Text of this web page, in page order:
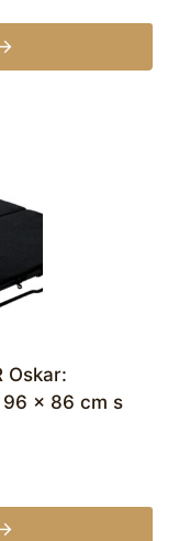
Oskar:
96 x 86 cm s